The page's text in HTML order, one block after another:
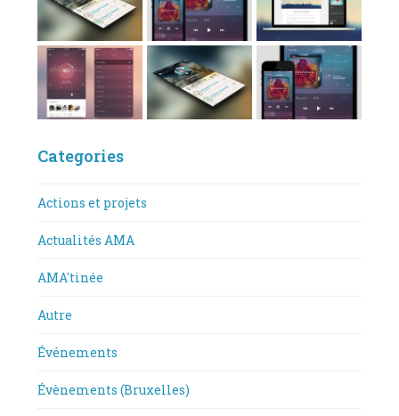
Categories
Actions et projets
Actualités AMA
AMA'tinée
Autre
Événements
Évènements (Bruxelles)